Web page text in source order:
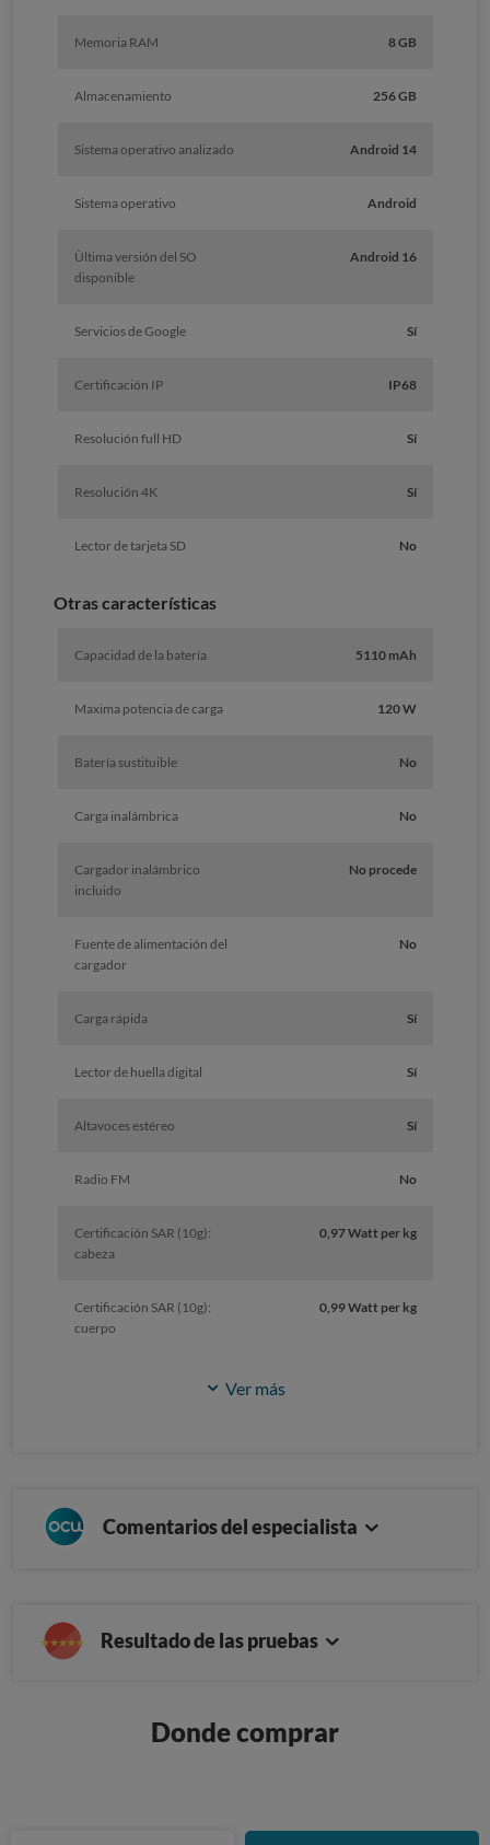
Memoria RAM 8 GB
Almacenamiento 256 GB
Sistema operativo analizado Android 14
Sistema operativo Android
Ùltima versión del SO
disponible
Android 16
Servicios de Google Sí
Certificación IP IP68
Resolución full HD Sí
Resolución 4K Sí
Lector de tarjeta SD No
Otras características
Capacidad de la batería 5110 mAh
Maxima potencia de carga 120 W
Batería sustituible No
Carga inalámbrica No
Cargador inalámbrico
incluido
No procede
Fuente de alimentación del
cargador
No
Carga rápida Sí
Lector de huella digital Sí
Altavoces estéreo Sí
Radio FM No
Certificación SAR (10g):
cabeza
0,97 Watt per kg
Certificación SAR (10g):
cuerpo
0,99 Watt per kg
Ver más
Comentarios del especialista
Resultado de las pruebas
Donde comprar